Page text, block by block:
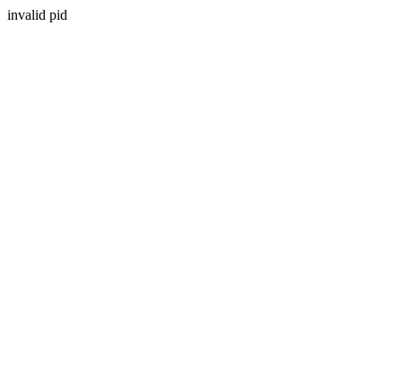
invalid pid